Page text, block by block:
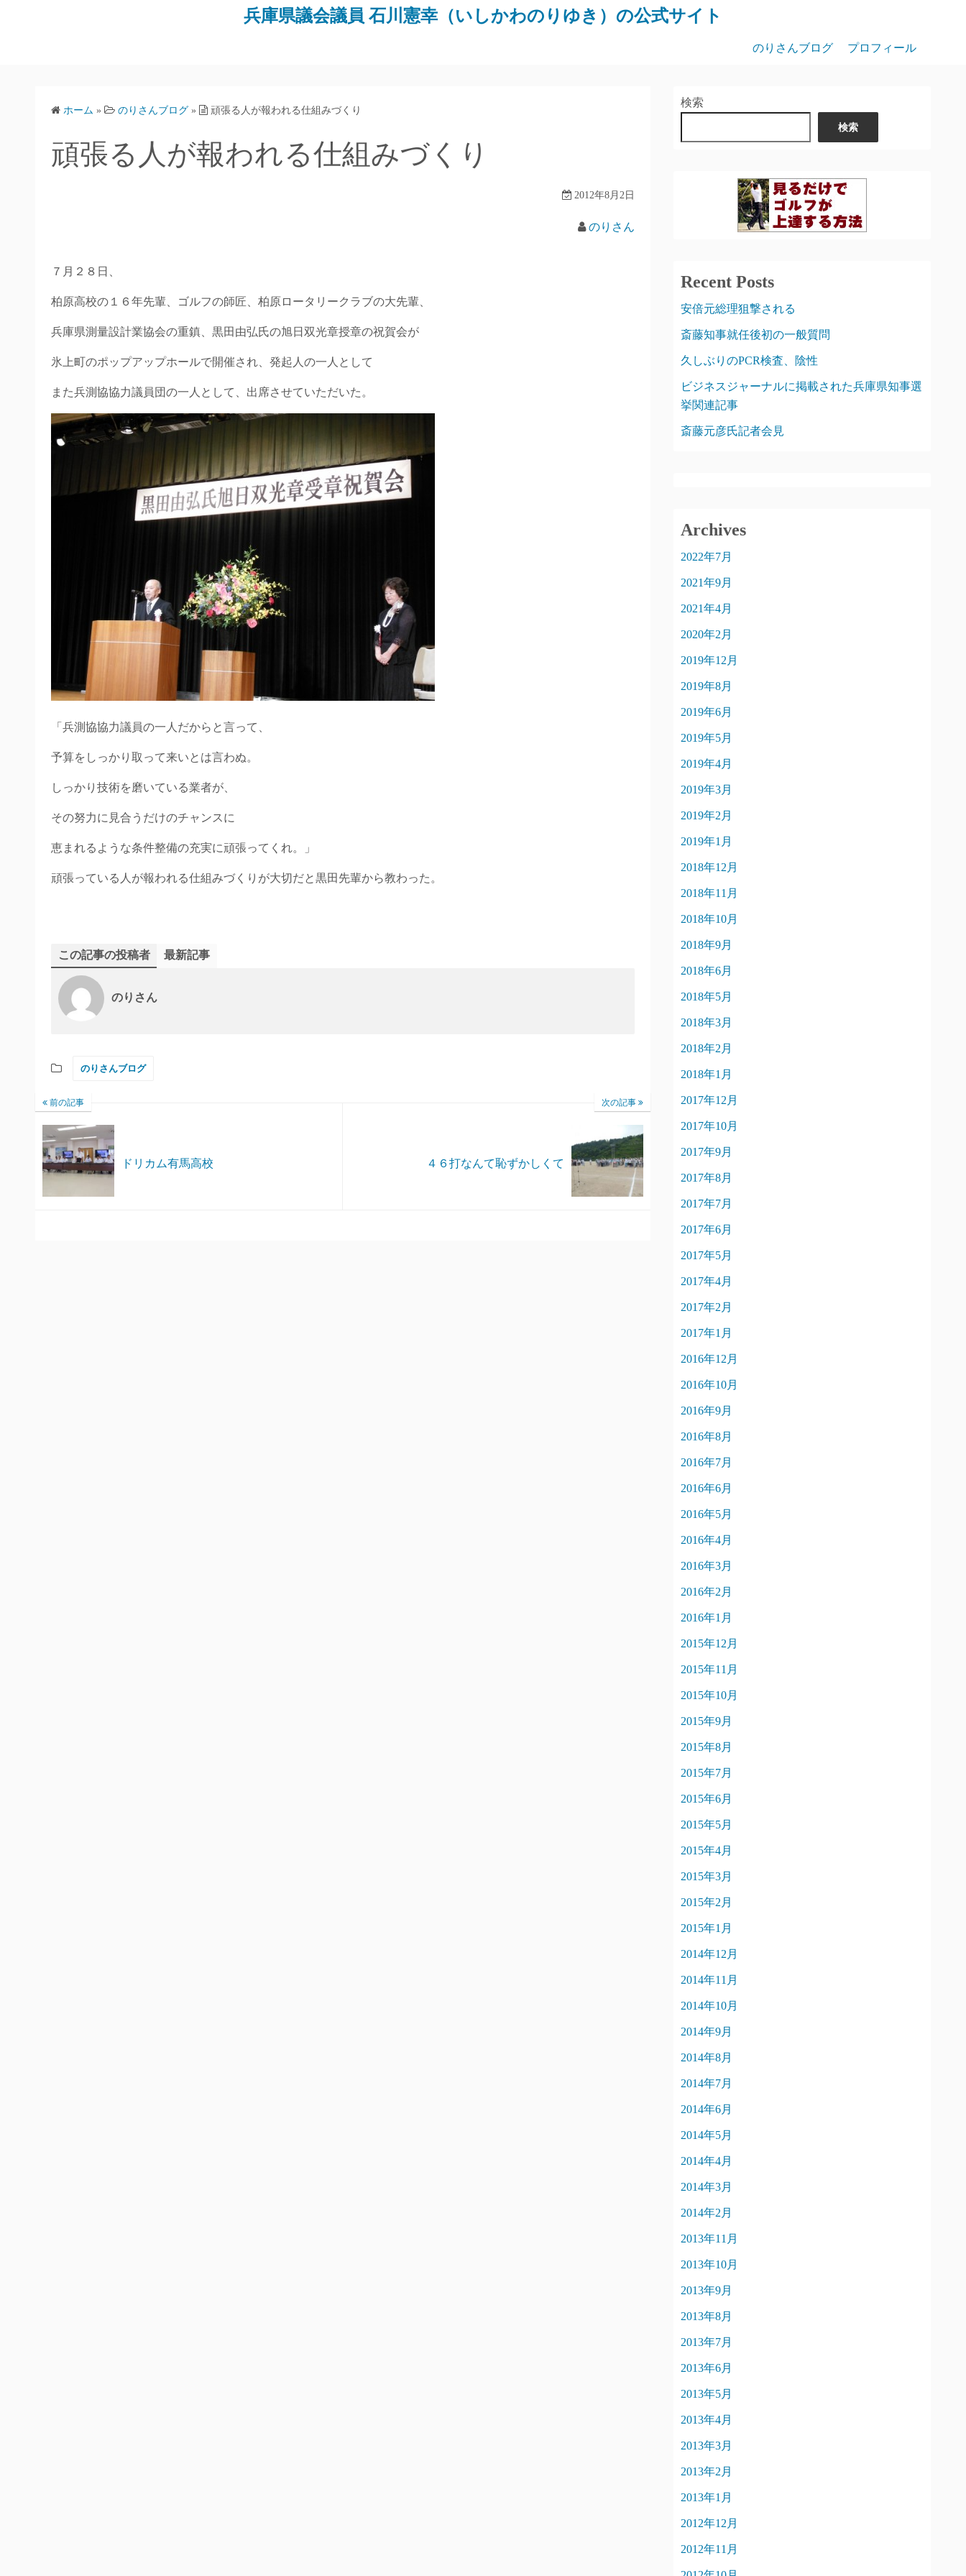
兵庫県議会議員 石川憲幸（いしかわのりゆき）の公式サイト
のりさんブログ プロフィール
ホーム » のりさんブログ » 頑張る人が報われる仕組みづくり
頑張る人が報われる仕組みづくり
2012年8月2日
のりさん
７月２８日、
柏原高校の１６年先輩、ゴルフの師匠、柏原ロータリークラブの大先輩、
兵庫県測量設計業協会の重鎮、黒田由弘氏の旭日双光章授章の祝賀会が
氷上町のポップアップホールで開催され、発起人の一人として
また兵測協協力議員団の一人として、出席させていただいた。
「兵測協協力議員の一人だからと言って、
予算をしっかり取って来いとは言わぬ。
しっかり技術を磨いている業者が、
その努力に見合うだけのチャンスに
恵まれるような条件整備の充実に頑張ってくれ。」
頑張っている人が報われる仕組みづくりが大切だと黒田先輩から教わった。
この記事の投稿者 最新記事
のりさん
のりさんブログ
前の記事
ドリカム有馬高校
次の記事
４６打なんて恥ずかしくて
検索
検索
Recent Posts
安倍元総理狙撃される
斎藤知事就任後初の一般質問
久しぶりのPCR検査、陰性
ビジネスジャーナルに掲載された兵庫県知事選
挙関連記事
斎藤元彦氏記者会見
Archives
2022年7月
2021年9月
2021年4月
2020年2月
2019年12月
2019年8月
2019年6月
2019年5月
2019年4月
2019年3月
2019年2月
2019年1月
2018年12月
2018年11月
2018年10月
2018年9月
2018年6月
2018年5月
2018年3月
2018年2月
2018年1月
2017年12月
2017年10月
2017年9月
2017年8月
2017年7月
2017年6月
2017年5月
2017年4月
2017年2月
2017年1月
2016年12月
2016年10月
2016年9月
2016年8月
2016年7月
2016年6月
2016年5月
2016年4月
2016年3月
2016年2月
2016年1月
2015年12月
2015年11月
2015年10月
2015年9月
2015年8月
2015年7月
2015年6月
2015年5月
2015年4月
2015年3月
2015年2月
2015年1月
2014年12月
2014年11月
2014年10月
2014年9月
2014年8月
2014年7月
2014年6月
2014年5月
2014年4月
2014年3月
2014年2月
2013年11月
2013年10月
2013年9月
2013年8月
2013年7月
2013年6月
2013年5月
2013年4月
2013年3月
2013年2月
2013年1月
2012年12月
2012年11月